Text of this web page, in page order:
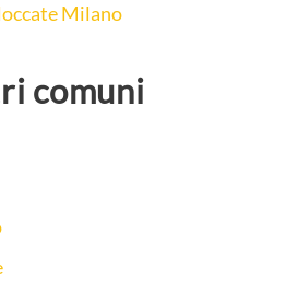
Milano
comuni